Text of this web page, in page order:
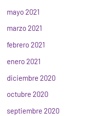
mayo 2021
marzo 2021
febrero 2021
enero 2021
diciembre 2020
octubre 2020
septiembre 2020